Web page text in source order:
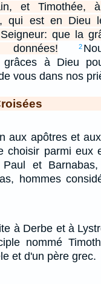
et Timothée,
qui est en Dieu
que la
2
grâces à Dieu
vous dans nos
aux apôtres et
choisir parmi eux
et
hommes
à Derbe et à
nommé
et d'un père grec.